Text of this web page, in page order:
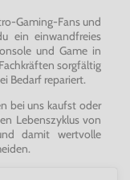
Gaming-Fans und
ein einwandfreies
und Game in
sorgfältig
Bedarf repariert.
bei uns kaufst oder
Lebenszyklus von
damit wertvolle